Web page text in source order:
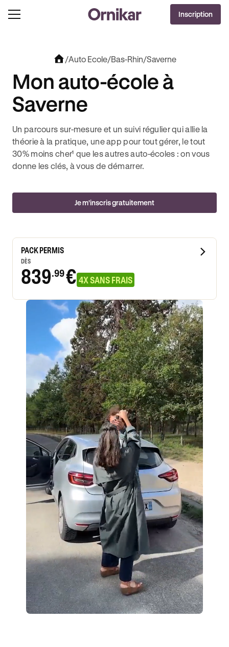
OFFRE EXCLUSIVE
OFFERTS AVEC REVOLUT + 3 MOIS DEEZER PREMIUM OFFERTS* !J'EN PROFITE !
Inscription
/Auto Ecole/Bas-Rhin/Saverne
Mon auto-école à
Saverne
Un parcours sur-mesure et un suivi régulier qui allie la
théorie à la pratique, une app pour tout gérer, le tout
30% moins cher¹ que les autres auto-écoles : on vous
donne les clés, à vous de démarrer.
Je m'inscris gratuitement
PACK PERMIS
DÈS
839.99€ 4X SANS FRAIS